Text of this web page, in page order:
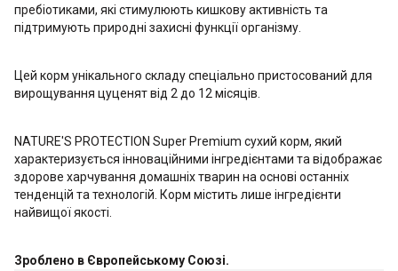
пребіотиками, які стимулюють кишкову активність та
підтримують природні захисні функції організму.
Цей корм унікального складу спеціально пристосований для
вирощування цуценят від 2 до 12 місяців.
NATURE'S PROTECTION Super Premium сухий корм, який
характеризується інноваційними інгредієнтами та відображає
здорове харчування домашніх тварин на основі останніх
тенденцій та технологій. Корм містить лише інгредієнти
найвищої якості.
Зроблено в Європейському Союзі.